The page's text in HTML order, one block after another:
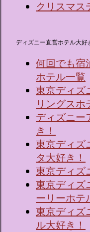
クリスマス
ディズニー直営ホテル大好
何回でも宿
ホテル一覧
東京ディズ
リングスホ
ディズニー
き！
東京ディズ
タ大好き！
東京ディズ
東京ディズ
ーリーホテ
東京ディズ
ル大好き！